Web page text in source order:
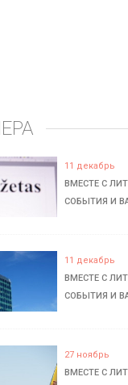
11 декабрь
ВМЕСТЕ С
СОБЫТИЯ И
11 декабрь
ВМЕСТЕ С
СОБЫТИЯ И
27 ноябрь
ВМЕСТЕ С